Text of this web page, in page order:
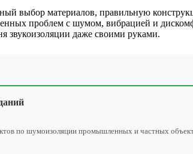
выбор материалов, правильную
проблем с шумом, вибрацией и
звукоизоляции даже своими руками.
по шумоизоляции промышленных и частных